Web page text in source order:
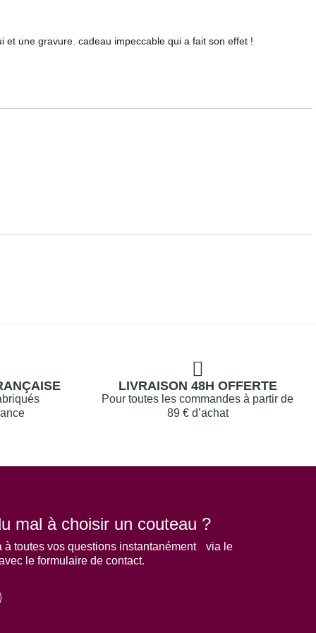
une gravure. cadeau impeccable qui a fait son effet !
LIVRAISON 48H OFFERTE
Pour toutes les commandes à partir de
89 € d’achat
mal à choisir un couteau ?
à toutes vos questions instantanément via le
le formulaire de contact.